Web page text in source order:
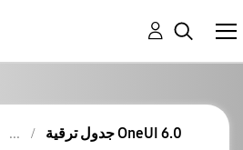
جدول ترقية OneUI 6.0